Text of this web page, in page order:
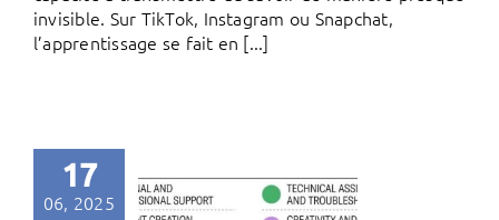
invisible. Sur TikTok, Instagram ou Snapchat,
l’apprentissage se fait en [...]
17
06, 2025